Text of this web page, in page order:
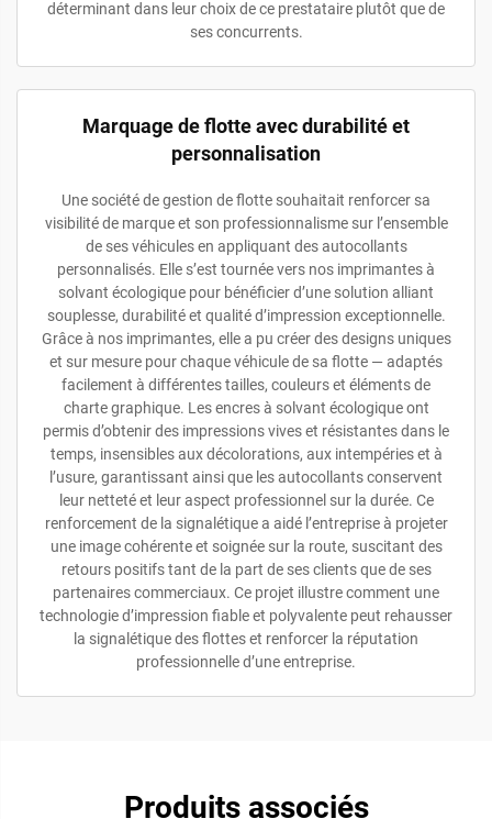
déterminant dans leur choix de ce prestataire plutôt que de
ses concurrents.
Marquage de flotte avec durabilité et
personnalisation
Une société de gestion de flotte souhaitait renforcer sa
visibilité de marque et son professionnalisme sur l’ensemble
de ses véhicules en appliquant des autocollants
personnalisés. Elle s’est tournée vers nos imprimantes à
solvant écologique pour bénéficier d’une solution alliant
souplesse, durabilité et qualité d’impression exceptionnelle.
Grâce à nos imprimantes, elle a pu créer des designs uniques
et sur mesure pour chaque véhicule de sa flotte — adaptés
facilement à différentes tailles, couleurs et éléments de
charte graphique. Les encres à solvant écologique ont
permis d’obtenir des impressions vives et résistantes dans le
temps, insensibles aux décolorations, aux intempéries et à
l’usure, garantissant ainsi que les autocollants conservent
leur netteté et leur aspect professionnel sur la durée. Ce
renforcement de la signalétique a aidé l’entreprise à projeter
une image cohérente et soignée sur la route, suscitant des
retours positifs tant de la part de ses clients que de ses
partenaires commerciaux. Ce projet illustre comment une
technologie d’impression fiable et polyvalente peut rehausser
la signalétique des flottes et renforcer la réputation
professionnelle d’une entreprise.
Produits associés